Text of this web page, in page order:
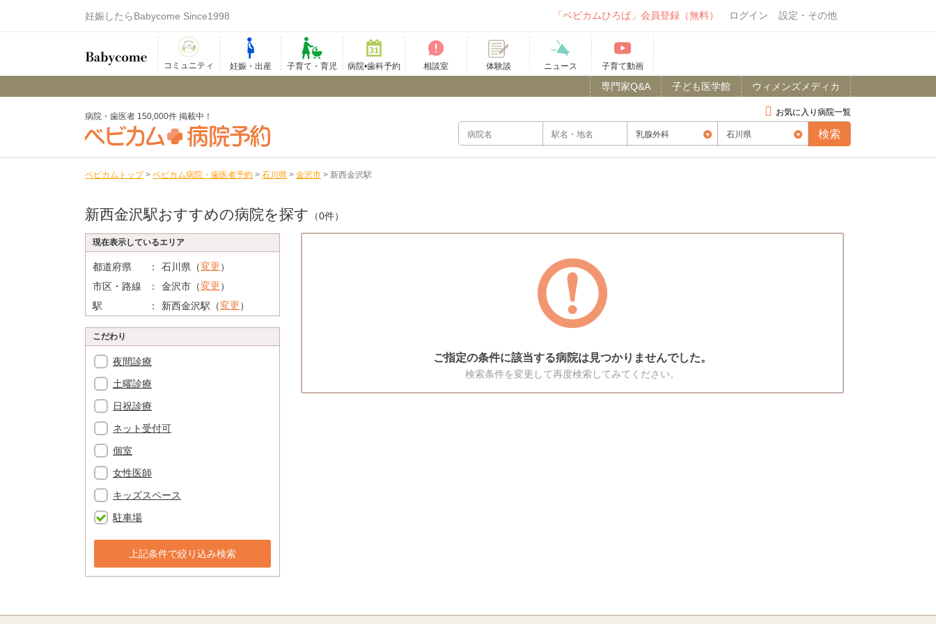
妊娠したらBabycome Since1998 「ベビカムひろば」会員登録（無料） ログイン 設定・その他
コミュニティ 妊娠・出産 子育て・育児 病院•歯科予約 相談室 体験談 ニュース 子育て動画
ウィメンズメディカ
子ども医学館
専門家Q&A
お気に入り病院一覧
病院・歯医者 150,000件 掲載中！
ベビカムトップ > ベビカム病院・歯医者予約 > 石川県 > 金沢市 > 新西金沢駅
新西金沢駅おすすめの病院を探す （0件）
現在表示しているエリア
都道府県 石川県（変更）
市区・路線
金沢市（変更）
駅
新西金沢駅（変更）
こだわり
夜間診療
土曜診療
日祝診療
ネット受付可
個室
女性医師
キッズスペース
駐車場
上記条件で絞り込み検索
ご指定の条件に該当する病院は見つかりませんでした。
検索条件を変更して再度検索してみてください。